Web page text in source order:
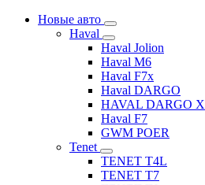
Новые авто
Haval
Haval Jolion
Haval M6
Haval F7x
Haval DARGO
HAVAL DARGO Х
Haval F7
GWM POER
Tenet
TENET T4L
TENET T7